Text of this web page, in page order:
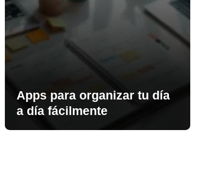
Apps para organizar tu día
a día fácilmente